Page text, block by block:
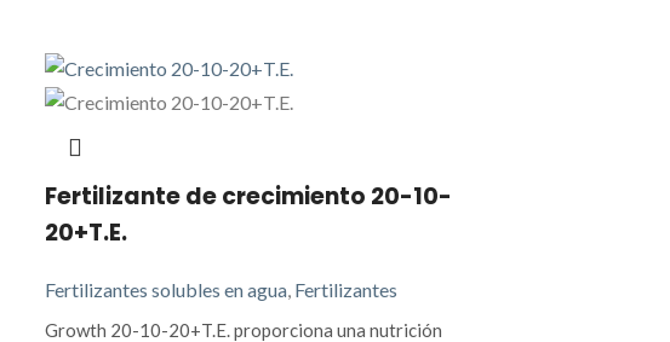
Fertilizante de crecimiento 20-10-
20+T.E.
Fertilizantes solubles en agua, Fertilizantes
Growth 20-10-20+T.E. proporciona una nutrición